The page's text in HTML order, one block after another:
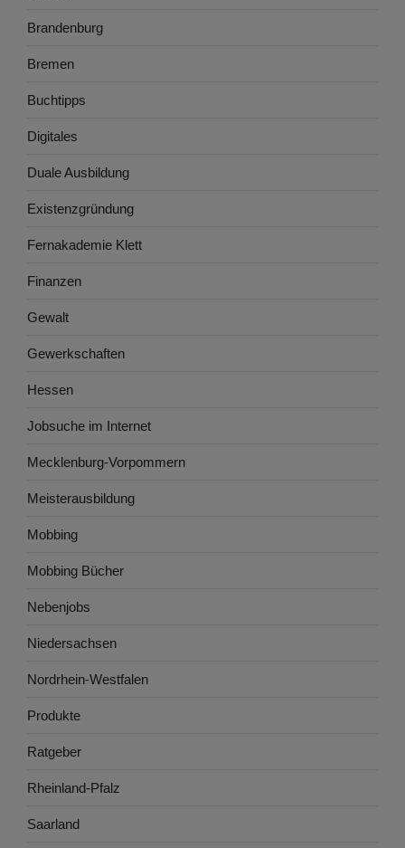
Brandenburg
Bremen
Buchtipps
Digitales
Duale Ausbildung
Existenzgründung
Fernakademie Klett
Finanzen
Gewalt
Gewerkschaften
Hessen
Jobsuche im Internet
Mecklenburg-Vorpommern
Meisterausbildung
Mobbing
Mobbing Bücher
Nebenjobs
Niedersachsen
Nordrhein-Westfalen
Produkte
Ratgeber
Rheinland-Pfalz
Saarland